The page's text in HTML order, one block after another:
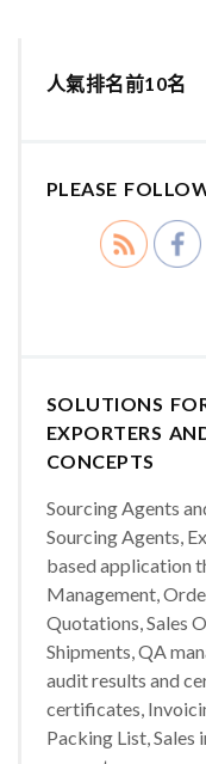
人氣排名前10名
PLEASE
SOLUTIONS
EXPORTERS
CONCEPTS
Sourcing Agents
Sourcing Agents,
based application
Management,
Quotations, Sales
Shipments, QA
audit results and
certificates,
Packing List,